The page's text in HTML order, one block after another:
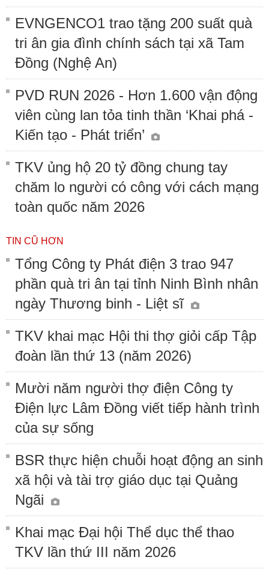
EVNGENCO1 trao tặng 200 suất quà
tri ân gia đình chính sách tại xã Tam
Đồng (Nghệ An)
PVD RUN 2026 - Hơn 1.600 vận động
viên cùng lan tỏa tinh thần ‘Khai phá -
Kiến tạo - Phát triển’
TKV ủng hộ 20 tỷ đồng chung tay
chăm lo người có công với cách mạng
toàn quốc năm 2026
TIN CŨ HƠN
Tổng Công ty Phát điện 3 trao 947
phần quà tri ân tại tỉnh Ninh Bình nhân
ngày Thương binh - Liệt sĩ
TKV khai mạc Hội thi thợ giỏi cấp Tập
đoàn lần thứ 13 (năm 2026)
Mười năm người thợ điện Công ty
Điện lực Lâm Đồng viết tiếp hành trình
của sự sống
BSR thực hiện chuỗi hoạt động an sinh
xã hội và tài trợ giáo dục tại Quảng
Ngãi
Khai mạc Đại hội Thể dục thể thao
TKV lần thứ III năm 2026